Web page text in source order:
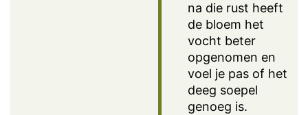
na die rust heeft
de bloem het
vocht beter
opgenomen en
voel je pas of het
deeg soepel
genoeg is.